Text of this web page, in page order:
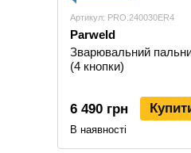
Артикул: PRO.240030ER4
Parweld
Зварювальний
(4 кнопки)
6 490 грн
В наявності